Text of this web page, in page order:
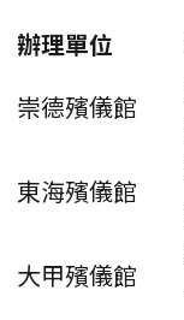
辦理單位
崇德殯儀館
東海殯儀館
大甲殯儀館